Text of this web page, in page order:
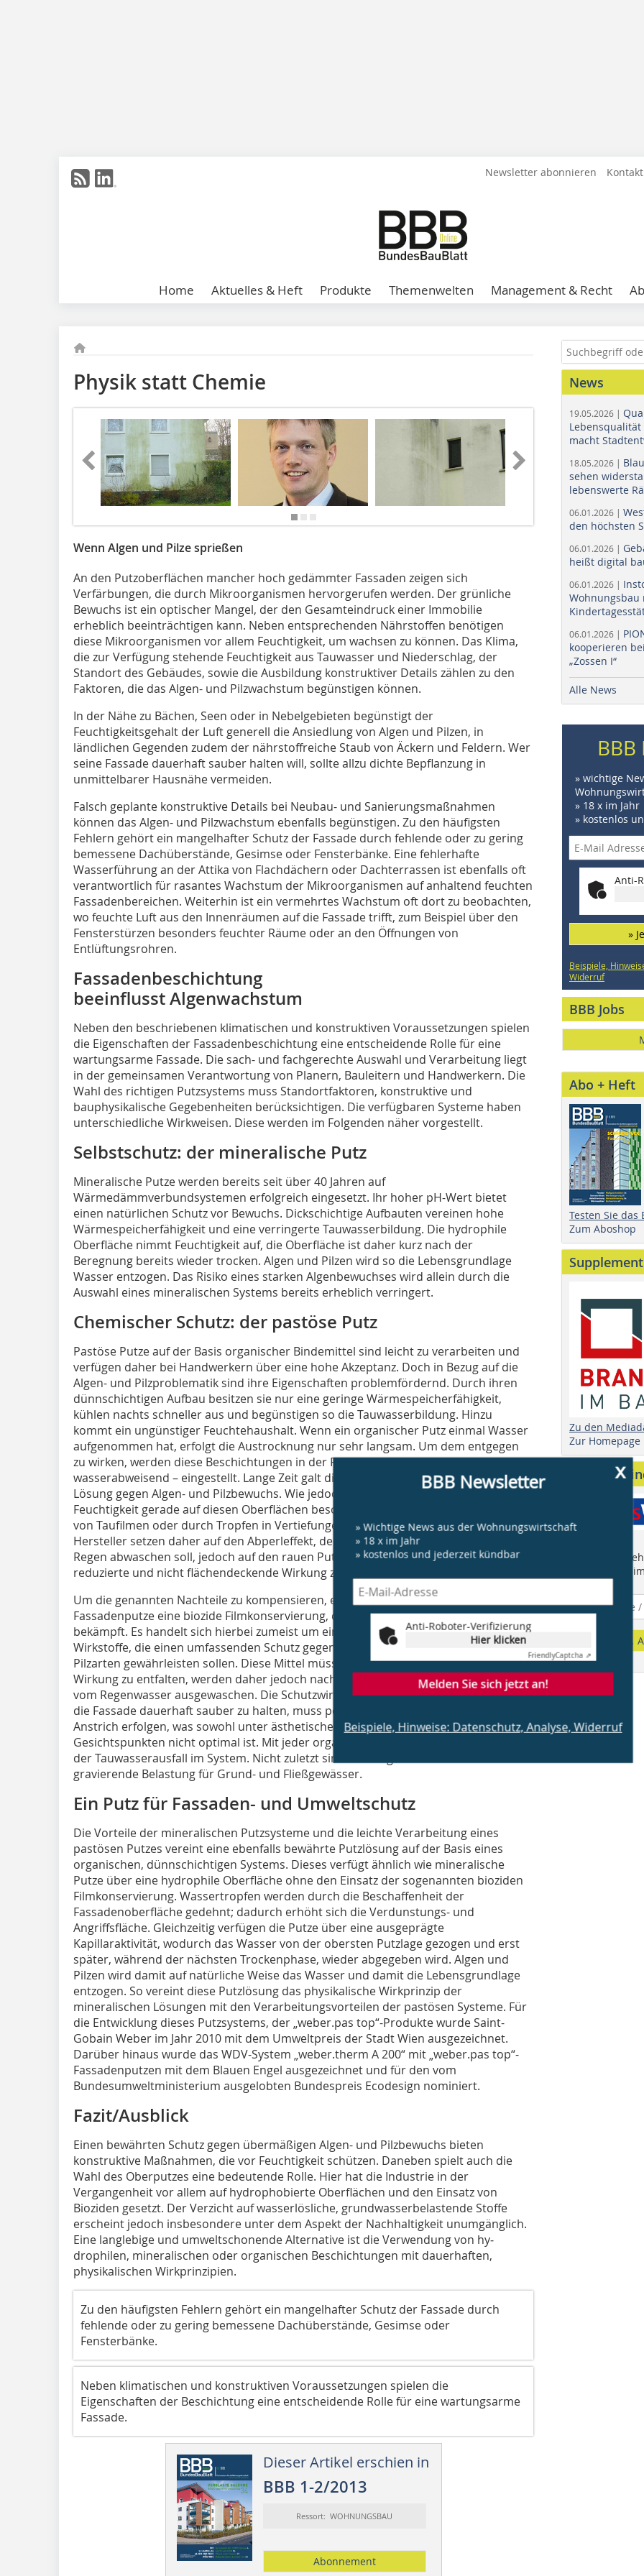
Newsletter abonnieren
Home Aktuelles & Heft Produkte Themenwelten Management & Recht
Physik statt Chemie
Wenn Algen und Pilze sprießen
An den Putzoberflächen mancher hoch gedämmter Fassaden zeigen sich
Verfärbungen, die durch Mikroorganismen hervorgerufen werden. Der grünliche
Bewuchs ist ein optischer Mangel, der den Gesamteindruck einer Immobilie
erheblich beeinträchtigen kann. Neben entsprechenden Nährstoffen benötigen
diese Mikroorganismen vor allem Feuchtigkeit, um wachsen zu können. Das Klima,
die zur Verfügung stehende Feuchtigkeit aus Tauwasser und Niederschlag, der
Standort des Gebäudes, sowie die Ausbildung konstruktiver Details zählen zu den
Faktoren, die das Algen- und Pilzwachstum begünstigen können.
In der Nähe zu Bächen, Seen oder in Nebelgebieten begünstigt der
Feuchtigkeitsgehalt der Luft generell die Ansiedlung von Algen und Pilzen, in
ländlichen Gegenden zudem der nährstoffreiche Staub von Äckern und Feldern. Wer
seine Fassade dauerhaft sauber halten will, sollte allzu dichte Bepflanzung in
unmittelbarer Hausnähe vermeiden.
Falsch geplante konstruktive Details bei Neubau- und Sanierungsmaßnahmen
können das Algen- und Pilzwachstum ebenfalls begünstigen. Zu den häufigsten
Fehlern gehört ein mangelhafter Schutz der Fassade durch fehlende oder zu gering
bemessene Dachüberstände, Gesimse oder Fensterbänke. Eine fehlerhafte
Wasserführung an der Attika von Flachdächern oder Dachterrassen ist ebenfalls oft
verantwortlich für rasantes Wachstum der Mikroorganismen auf anhaltend feuchten
Fassadenbereichen. Weiterhin ist ein vermehrtes Wachstum oft dort zu beobachten,
wo feuchte Luft aus den Innenräumen auf die Fassade trifft, zum Beispiel über den
Fensterstürzen besonders feuchter Räume oder an den Öffnungen von
Entlüftungsrohren.
Fassadenbeschichtung
beeinflusst Algenwachstum
Neben den beschriebenen klimatischen und konstruktiven Voraussetzungen spielen
die Eigenschaften der Fassadenbeschichtung eine entscheidende Rolle für eine
wartungsarme Fassade. Die sach- und fachgerechte Auswahl und Verarbeitung liegt
in der gemeinsamen Verantwortung von Planern, Bauleitern und Handwerkern. Die
Wahl des richtigen Putzsystems muss Standortfaktoren, konstruktive und
bauphysikalische Gegebenheiten berücksichtigen. Die verfügbaren Systeme haben
unterschiedliche Wirkweisen. Diese werden im Folgenden näher vorgestellt.
Selbstschutz: der mineralische Putz
Mineralische Putze werden bereits seit über 40 Jahren auf
Wärmedämmverbundsystemen erfolgreich eingesetzt. Ihr hoher pH-Wert bietet
einen natürlichen Schutz vor Bewuchs. Dickschichtige Aufbauten vereinen hohe
Wärmespeicherfähigkeit und eine verringerte Tauwasserbildung. Die hydrophile
Oberfläche nimmt Feuchtigkeit auf, die Oberfläche ist daher kurz nach der
Beregnung bereits wieder trocken. Algen und Pilzen wird so die Lebensgrundlage
Wasser entzogen. Das Risiko eines starken Algenbewuchses wird allein durch die
Auswahl eines mineralischen Systems bereits erheblich verringert.
Chemischer Schutz: der pastöse Putz
Pastöse Putze auf der Basis organischer Bindemittel sind leicht zu verarbeiten und
verfügen daher bei Handwerkern über eine hohe Akzeptanz. Doch in Bezug auf die
Algen- und Pilzproblematik sind ihre Eigenschaften problemfördernd. Durch ihren
dünnschichtigen Aufbau besitzen sie nur eine geringe Wärmespeicherfähigkeit,
kühlen nachts schneller aus und begünstigen so die Tauwasserbildung. Hinzu
kommt ein ungünstiger Feuchtehaushalt. Wenn ein organischer Putz einmal Wasser
aufgenommen hat, erfolgt die Austrocknung nur sehr langsam. Um dem entgegen
zu wirken, werden diese Beschichtungen in der Regel hydrophob – sprich
wasserabweisend – eingestellt. Lange Zeit galt diese Vorgehensweise als optimale
Lösung gegen Algen- und Pilzbewuchs. Wie jedoch die Praxis zeigt, bleibt die
Feuchtigkeit gerade auf diesen Oberflächen besonders lange stehen, etwa in Form
von Taufilmen oder durch Tropfen in Vertiefungen der Putzoberfläche. Verschiedene
Hersteller setzen daher auf den Abperleffekt, der Sporen und Nährstoffe mit dem
Regen abwaschen soll, jedoch auf den rauen Putzoberflächen oftmals nur eine
reduzierte und nicht flächendeckende Wirkung zeigt.
Um die genannten Nachteile zu kompensieren, enthalten übliche organische
Fassadenputze eine biozide Filmkonservierung, die Algen und Pilze chemisch
bekämpft. Es handelt sich hierbei zumeist um eine Kombination mehrerer toxischer
Wirkstoffe, die einen umfassenden Schutz gegenüber den zahlreichen Algen- und
Pilzarten gewährleisten sollen. Diese Mittel müssen wasserlöslich sein, um ihre
Wirkung zu entfalten, werden daher jedoch nach relativ kurzer Zeit zu großen Teilen
vom Regenwasser ausgewaschen. Die Schutzwirkung ist also nicht von Dauer. Um
die Fassade dauerhaft sauber zu halten, muss periodisch ein erneuter biozidhaltiger
Anstrich erfolgen, was sowohl unter ästhetischen als auch unter bauphysikalischen
Gesichtspunkten nicht optimal ist. Mit jeder organischen Beschichtung erhöht sich
der Tauwasserausfall im System. Nicht zuletzt sind die ausgewaschenen Biozide eine
gravierende Belastung für Grund- und Fließgewässer.
Ein Putz für Fassaden- und Umweltschutz
Die Vorteile der mineralischen Putzsysteme und die leichte Verarbeitung eines
pastösen Putzes vereint eine ebenfalls bewährte Putzlösung auf der Basis eines
organischen, dünnschichtigen Systems. Dieses verfügt ähnlich wie mineralische
Putze über eine hydrophile Oberfläche ohne den Einsatz der sogenannten bioziden
Filmkonservierung. Wassertropfen werden durch die Beschaffenheit der
Fassadenoberfläche gedehnt; dadurch erhöht sich die Verdunstungs- und
Angriffsfläche. Gleichzeitig verfügen die Putze über eine ausgeprägte
Kapillaraktivität, wodurch das Wasser von der obersten Putzlage gezogen und erst
später, während der nächsten Trockenphase, wieder abgegeben wird. Algen und
Pilzen wird damit auf natürliche Weise das Wasser und damit die Lebensgrundlage
entzogen. So vereint diese Putzlösung das physikalische Wirkprinzip der
mineralischen Lösungen mit den Verarbeitungsvorteilen der pastösen Systeme. Für
die Entwicklung dieses Putzsystems, der „weber.pas top“-Produkte wurde Saint-
Gobain Weber im Jahr 2010 mit dem Umweltpreis der Stadt Wien ausgezeichnet.
Darüber hinaus wurde das WDV-System „weber.therm A 200“ mit „weber.pas top“-
Fassadenputzen mit dem Blauen Engel ausgezeichnet und für den vom
Bundesumweltministerium ­ausgelobten Bundespreis Ecodesign nominiert.
Fazit/Ausblick
Einen bewährten Schutz gegen übermäßigen Algen- und Pilzbewuchs bieten
konstruktive Maßnahmen, die vor Feuchtigkeit schützen. Daneben spielt auch die
Wahl des ­Oberputzes eine bedeutende Rolle. Hier hat die Industrie in der
Vergangenheit vor allem auf hydrophobierte Oberflächen und den Einsatz von
Bioziden gesetzt. Der Verzicht auf wasserlösliche, grundwasserbelastende Stoffe
erscheint jedoch insbesondere unter dem Aspekt der Nachhaltigkeit unumgänglich.
Eine langlebige und umweltschonende Alternative ist die Verwendung von hy­
drophilen, minerali­schen oder ­organischen Beschich­tungen mit dau­erhaften,
physikalischen Wirkprinzipien.
Zu den häufigsten Fehlern gehört ein mangelhafter Schutz der ­Fassade durch
fehlende oder zu gering bemessene Dachüberstände, Gesimse oder
Fensterbänke.
Neben klimatischen und konstruktiven Voraussetzungen spielen die
Eigenschaften der Beschichtung eine entscheidende Rolle für eine ­wartungsarme
Fassade.
Dieser Artikel erschien in
BBB 1-2/2013
Ressort: WOHNUNGSBAU
Abonnement
x
BBB Newsletter
» Wichtige News aus der Wohnungswirtschaft
» 18 x im Jahr
» kostenlos und jederzeit kündbar
Anti-Roboter-Verifizierung
Hier klicken
FriendlyCaptcha ⇗
Melden Sie sich jetzt an!
Beispiele, Hinweise: Datenschutz, Analyse, Widerruf
News
19.05.2026 |
macht
18.05.2026 |
sehen
lebenswerte
06.01.2026 |
den höchsten
06.01.2026 |
heißt digital
06.01.2026 |
Wohnungsbau
06.01.2026 |
kooperieren
„Zossen I“
Alle News
» wichtige
» 18 x im Jahr
» kostenlos
Anti-
»
Beispiele,
Widerruf
BBB Jobs
Abo + Heft
Testen Sie das
Zum Aboshop
Supplement
Zu den
Zur Homepage
Anbieter
Finden Sie
"Who is Who